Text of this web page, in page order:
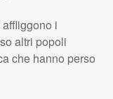
i
altri popoli
che hanno perso